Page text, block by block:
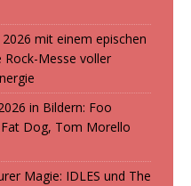
mit einem epischen
Rock-Messe voller
in Bildern: Foo
Dog, Tom Morello
Magie: IDLES und The